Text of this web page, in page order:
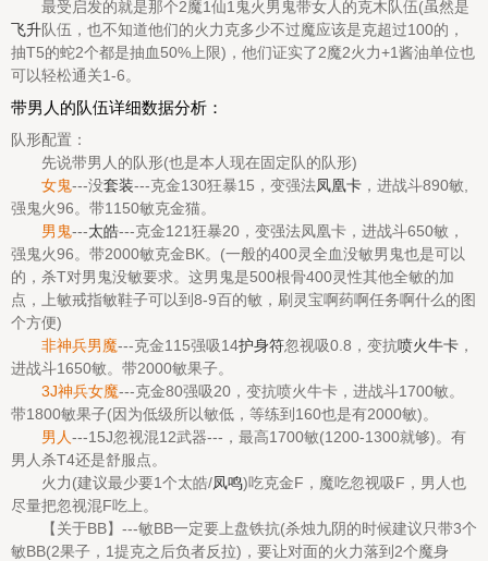
最受启发的就是那个2魔1仙1鬼火男鬼带女人的克木队伍(虽然是
飞升队伍，也不知道他们的火力克多少不过魔应该是克超过100的，
抽T5的蛇2个都是抽血50%上限)，他们证实了2魔2火力+1酱油单位也
可以轻松通关1-6。
带男人的队伍详细数据分析：
队形配置：
先说带男人的队形(也是本人现在固定队的队形)
女鬼---没套装---克金130狂暴15，变强法凤凰卡 ，进战斗890敏,
强鬼火96。带1150敏克金猫。
男鬼---太皓---克金121狂暴20，变强法凤凰卡，进战斗650敏，
强鬼火96。带2000敏克金BK。(一般的400灵全血没敏男鬼也是可以
的，杀T对男鬼没敏要求。这男鬼是500根骨400灵性其他全敏的加
点，上敏戒指敏鞋子可以到8-9百的敏，刷灵宝啊药啊任务啊什么的图
个方便)
非神兵男魔---克金115强吸14护身符忽视吸0.8，变抗喷火牛卡 ，
进战斗1650敏。带2000敏果子。
3J神兵女魔---克金80强吸20，变抗喷火牛卡，进战斗1700敏。
带1800敏果子(因为低级所以敏低，等练到160也是有2000敏)。
男人---15J忽视混12武器---，最高1700敏(1200-1300就够)。有
男人杀T4还是舒服点。
火力(建议最少要1个太皓/凤鸣)吃克金F，魔吃忽视吸F，男人也
尽量把忽视混F吃上。
【关于BB】---敏BB一定要上盘铁抗(杀烛九阴的时候建议只带3个
敏BB(2果子，1提克之后负者反拉)，要让对面的火力落到2个魔身